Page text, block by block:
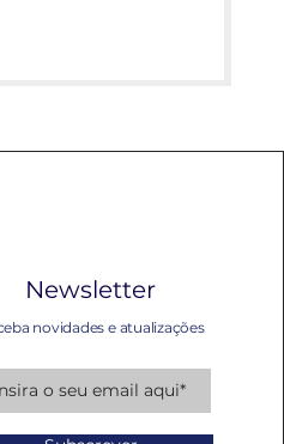
Newsletter
novidades e atualizações